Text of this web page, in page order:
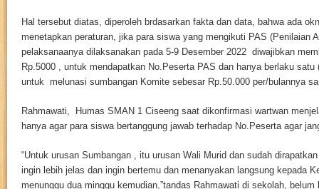
Hal tersebut diatas, diperoleh brdasarkan fakta dan data, bahwa ada
menetapkan peraturan, jika para siswa yang mengikuti PAS (Penilaian
pelaksanaanya dilaksanakan pada 5-9 Desember 2022 diwajibkan
Rp.5000 , untuk mendapatkan No.Peserta PAS dan hanya berlaku satu
untuk melunasi sumbangan Komite sebesar Rp.50.000 per/bulannya
Rahmawati, Humas SMAN 1 Ciseeng saat dikonfirmasi wartwan
hanya agar para siswa bertanggung jawab terhadap No.Peserta agar
“Untuk urusan Sumbangan , itu urusan Wali Murid dan sudah
ingin lebih jelas dan ingin bertemu dan menanyakan langsung kepada
menunggu dua minggu kemudian,”tandas Rahmawati di sekolah, belum